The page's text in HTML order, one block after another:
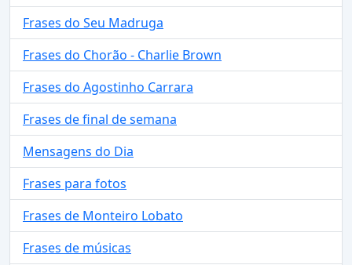
Frases do Seu Madruga
Frases do Chorão - Charlie Brown
Frases do Agostinho Carrara
Frases de final de semana
Mensagens do Dia
Frases para fotos
Frases de Monteiro Lobato
Frases de músicas